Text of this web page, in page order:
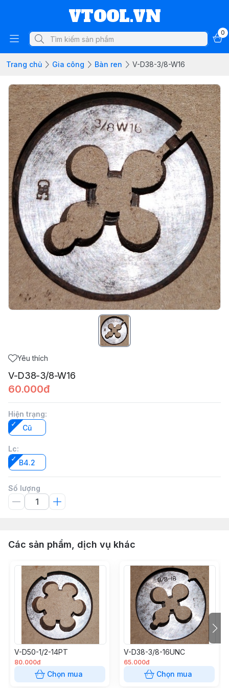
VTOOL.VN
0
Trang chủ Gia công Bàn ren V-D38-3/8-W16
Yêu thích
V-D38-3/8-W16
60.000đ
Hiện trạng:
Cũ
Lc:
B4.2
Số lượng
Các sản phẩm, dịch vụ khác
V-D50-1/2-14PT
80.000đ
Chọn mua
V-D38-3/8-16UNC
65.000đ
Chọn mua